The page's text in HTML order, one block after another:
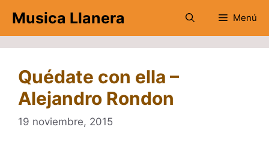
contenido
Musica Llanera Menú
Quédate con ella –
Alejandro Rondon
19 noviembre, 2015